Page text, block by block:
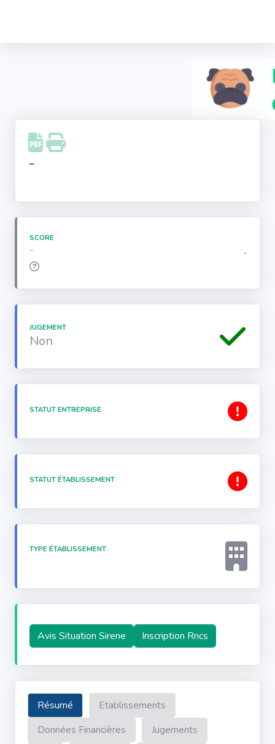
Facebook
Instagram
-
SCORE
- -
JUGEMENT
Non
STATUT ENTREPRISE
STATUT ÉTABLISSEMENT
TYPE ÉTABLISSEMENT
Avis Situation Sirene Inscription Rncs
Résumé
Etablissements
Données Financières
Jugements